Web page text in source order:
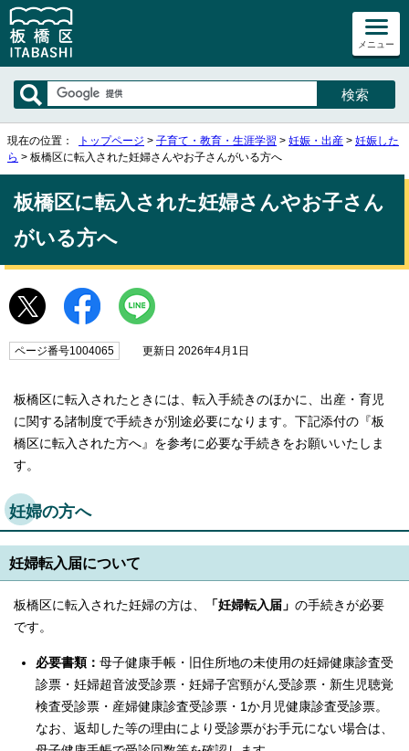
メニュー
現在の位置： トップページ > 子育て・教育・生涯学習 > 妊娠・出産 > 妊娠した
ら > 板橋区に転入された妊婦さんやお子さんがいる方へ
板橋区に転入された妊婦さんやお子さん
がいる方へ
ページ番号1004065 更新日 2026年4月1日
板橋区に転入されたときには、転入手続きのほかに、出産・育児
に関する諸制度で手続きが別途必要になります。下記添付の『板
橋区に転入された方へ』を参考に必要な手続きをお願いいたしま
す。
妊婦の方へ
妊婦転入届について
板橋区に転入された妊婦の方は、 「妊婦転入届」 の手続きが必要
です。
必要書類： 母子健康手帳・旧住所地の未使用の妊婦健康診査受
診票・妊婦超音波受診票・妊婦子宮頸がん受診票・新生児聴覚
検査受診票・産婦健康診査受診票・1か月児健康診査受診票。
なお、返却した等の理由により受診票がお手元にない場合は、